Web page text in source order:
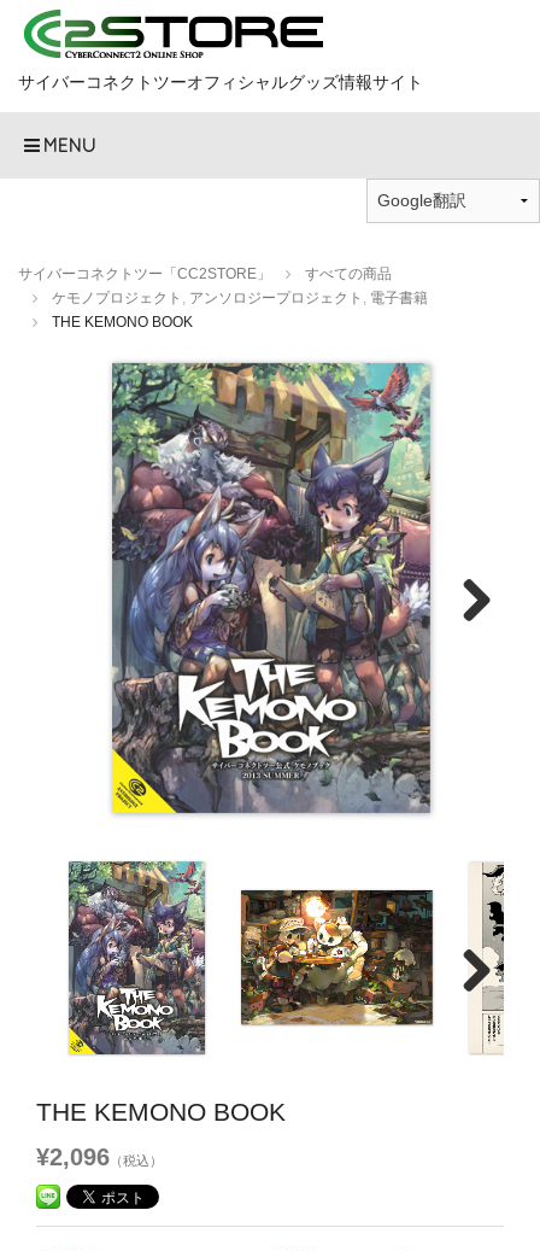
サイバーコネクトツーオフィシャルグッズ情報サイト
MENU
サイバーコネクトツー「CC2STORE」
すべての商品
ケモノプロジェクト , アンソロジープロジェクト , 電子書籍
THE KEMONO BOOK
Next
THE KEMONO BOOK
¥2,096 （税込）